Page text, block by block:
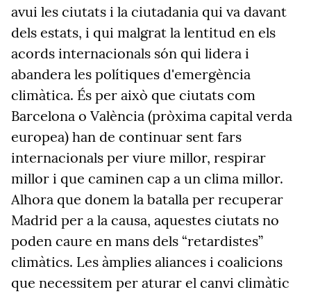
avui les ciutats i la ciutadania qui va davant
dels estats, i qui malgrat la lentitud en els
acords internacionals són qui lidera i
abandera les polítiques d'emergència
climàtica. És per això que ciutats com
Barcelona o València (pròxima capital verda
europea) han de continuar sent fars
internacionals per viure millor, respirar
millor i que caminen cap a un clima millor.
Alhora que donem la batalla per recuperar
Madrid per a la causa, aquestes ciutats no
poden caure en mans dels “retardistes”
climàtics. Les àmplies aliances i coalicions
que necessitem per aturar el canvi climàtic